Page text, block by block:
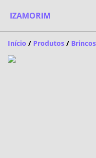
IZAMORIM
Início / Produtos / Brincos